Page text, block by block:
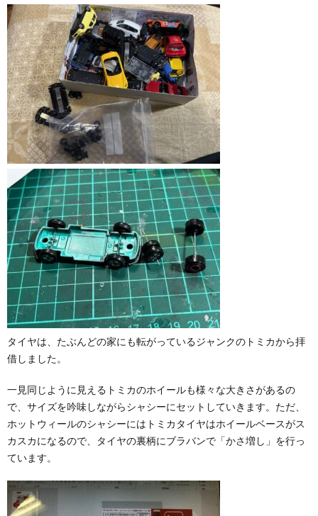
タイヤは、たぶんどの家にも転がっているジャンクのトミカから拝
借しました。
一見同じように見えるトミカのホイールも様々な大きさがあるの
で、サイズを吟味しながらシャシーにセットしていきます。ただ、
ホットウィールのシャシーにはトミカタイヤはホイールベースがス
カスカになるので、タイヤの裏柄にブラバンで「かさ増し」を行っ
ています。